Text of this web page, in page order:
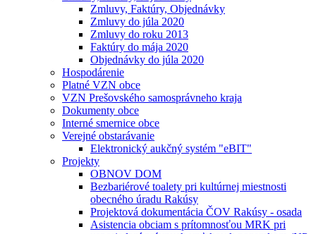
Zmluvy, Faktúry, Objednávky
Zmluvy do júla 2020
Zmluvy do roku 2013
Faktúry do mája 2020
Objednávky do júla 2020
Hospodárenie
Platné VZN obce
VZN Prešovského samosprávneho kraja
Dokumenty obce
Interné smernice obce
Verejné obstarávanie
Elektronický aukčný systém "eBIT"
Projekty
OBNOV DOM
Bezbariérové toalety pri kultúrnej miestnosti
obecného úradu Rakúsy
Projektová dokumentácia ČOV Rakúsy - osada
Asistencia obciam s prítomnosťou MRK pri